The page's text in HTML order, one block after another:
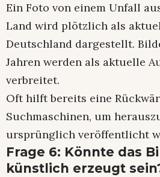
Ein Foto von einem Unfall
Land wird plötzlich als
Deutschland dargestellt.
Jahren werden als aktuelle
verbreitet.
Oft hilft bereits eine
Suchmaschinen, um
ursprünglich veröffentlicht
Frage 6: Könnte das
künstlich erzeugt